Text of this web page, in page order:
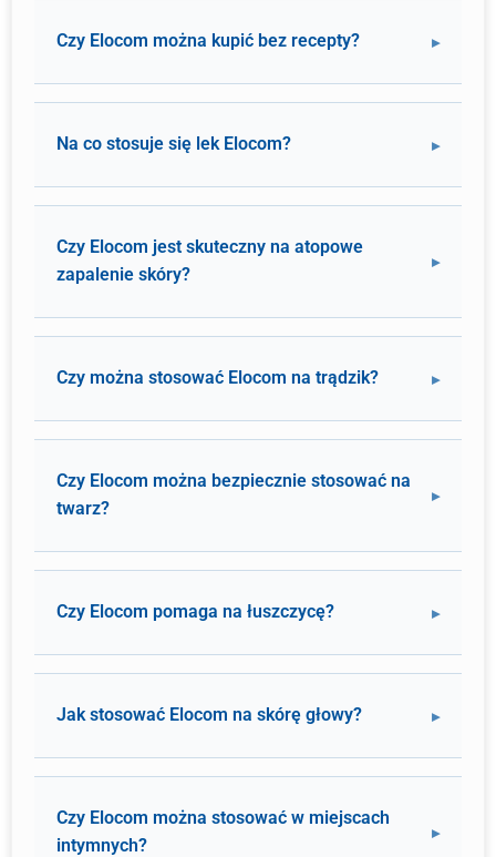
Czy Elocom można kupić bez recepty?
Na co stosuje się lek Elocom?
Czy Elocom jest skuteczny na atopowe
zapalenie skóry?
Czy można stosować Elocom na trądzik?
Czy Elocom można bezpiecznie stosować na
twarz?
Czy Elocom pomaga na łuszczycę?
Jak stosować Elocom na skórę głowy?
Czy Elocom można stosować w miejscach
intymnych?